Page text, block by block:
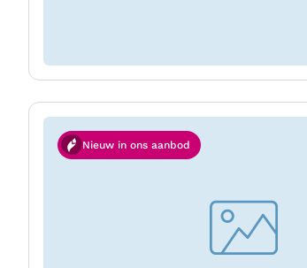
Nieuw in ons aanbod